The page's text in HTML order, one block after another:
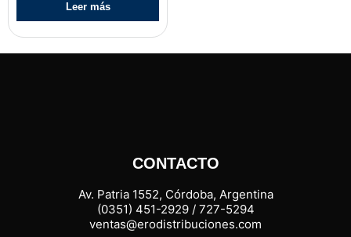
Leer más
CONTACTO
Av. Patria 1552, Córdoba, Argentina
(0351) 451-2929 / 727-5294
ventas@erodistribuciones.com